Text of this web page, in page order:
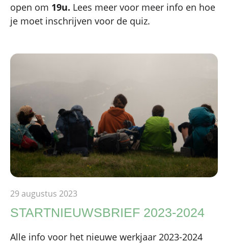
open om 19u. Lees meer voor meer info en hoe
je moet inschrijven voor de quiz.
29 augustus 2023
STARTNIEUWSBRIEF 2023-2024
Alle info voor het nieuwe werkjaar 2023-2024